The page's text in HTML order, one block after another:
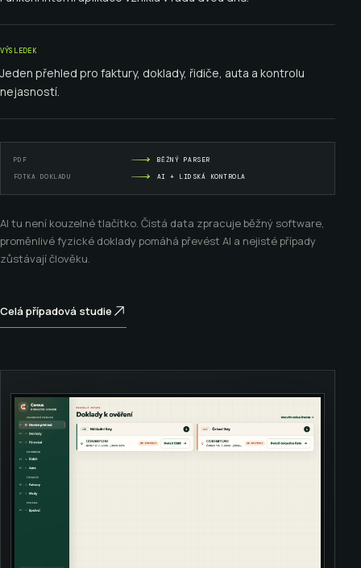
VÝSLEDEK
Jeden přehled pro faktury, doklady, řidiče, auta a kontrolu
nejasností.
PDF BĚŽNÝ PARSER
FOTKA DOKLADU AI + LIDSKÁ KONTROLA
AI tu není kouzelné tlačítko. Čistá data zpracuje běžný software,
proměnlivé fyzické doklady pomáhá převést AI a nejisté případy
zůstávají člověku.
Celá případová studie